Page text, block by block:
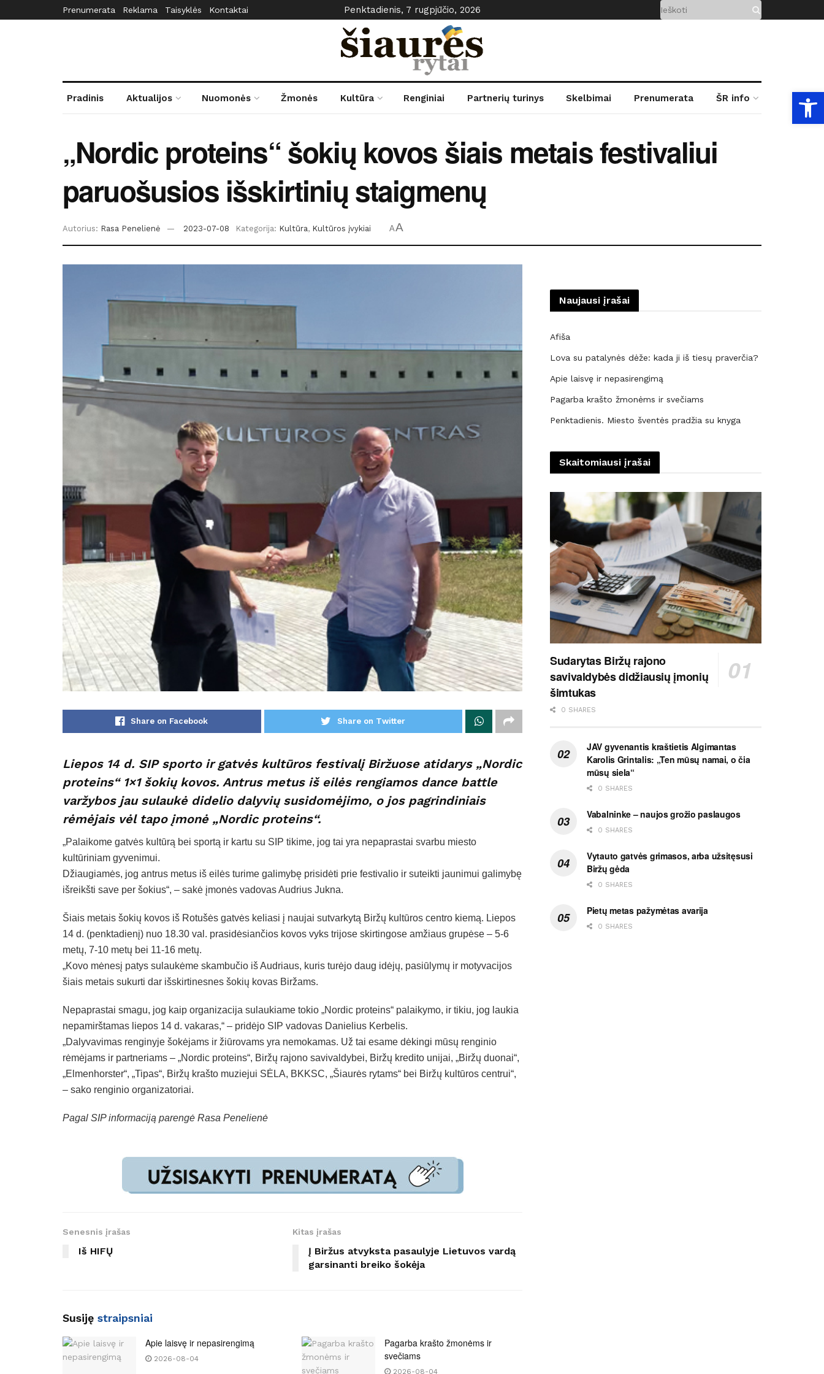
Prenumerata Reklama Taisyklės Kontaktai Penktadienis, 7 rugpjūčio, 2026
Pradinis Aktualijos Nuomonės Žmonės Kultūra Renginiai Partnerių turinys Skelbimai Prenumerata ŠR info
„Nordic proteins“ šokių kovos šiais metais festivaliui
paruošusios išskirtinių staigmenų
Autorius: Rasa Penelienė 2023-07-08 Kategorija: Kultūra, Kultūros įvykiai AA
Share on Facebook Share on Twitter
Liepos 14 d. SIP sporto ir gatvės kultūros festivalį Biržuose atidarys „Nordic
proteins“ 1×1 šokių kovos. Antrus metus iš eilės rengiamos dance battle
varžybos jau sulaukė didelio dalyvių susidomėjimo, o jos pagrindiniais
rėmėjais vėl tapo įmonė „Nordic proteins“.
„Palaikome gatvės kultūrą bei sportą ir kartu su SIP tikime, jog tai yra nepaprastai svarbu miesto
kultūriniam gyvenimui.
Džiaugiamės, jog antrus metus iš eilės turime galimybę prisidėti prie festivalio ir suteikti jaunimui galimybę
išreikšti save per šokius“, – sakė įmonės vadovas Audrius Jukna.
Šiais metais šokių kovos iš Rotušės gatvės keliasi į naujai sutvarkytą Biržų kultūros centro kiemą. Liepos
14 d. (penktadienį) nuo 18.30 val. prasidėsiančios kovos vyks trijose skirtingose amžiaus grupėse – 5-6
metų, 7-10 metų bei 11-16 metų.
„Kovo mėnesį patys sulaukėme skambučio iš Audriaus, kuris turėjo daug idėjų, pasiūlymų ir motyvacijos
šiais metais sukurti dar išskirtinesnes šokių kovas Biržams.
Nepaprastai smagu, jog kaip organizacija sulaukiame tokio „Nordic proteins“ palaikymo, ir tikiu, jog laukia
nepamirštamas liepos 14 d. vakaras,“ – pridėjo SIP vadovas Danielius Kerbelis.
„Dalyvavimas renginyje šokėjams ir žiūrovams yra nemokamas. Už tai esame dėkingi mūsų renginio
rėmėjams ir partneriams – „Nordic proteins“, Biržų rajono savivaldybei, Biržų kredito unijai, „Biržų duonai“,
„Elmenhorster“, „Tipas“, Biržų krašto muziejui SĖLA, BKKSC, „Šiaurės rytams“ bei Biržų kultūros centrui“,
– sako renginio organizatoriai.
Pagal SIP informaciją parengė Rasa Penelienė
Senesnis įrašas
Iš HIFŲ
Kitas įrašas
Į Biržus atvyksta pasaulyje Lietuvos vardą
garsinanti breiko šokėja
Susiję straipsniai
Apie laisvę ir nepasirengimą
2026-08-04
Pagarba krašto žmonėms ir
svečiams
2026-08-04
Naujausi įrašai
Afiša
Lova su patalynės dėže: kada ji iš tiesų praverčia?
Apie laisvę ir nepasirengimą
Pagarba krašto žmonėms ir svečiams
Penktadienis. Miesto šventės pradžia su knyga
Skaitomiausi įrašai
Sudarytas Biržų rajono
savivaldybės didžiausių įmonių
šimtukas
0 SHARES
JAV gyvenantis kraštietis Algimantas
Karolis Grintalis: „Ten mūsų namai, o čia
mūsų siela“
0 SHARES
Vabalninke – naujos grožio paslaugos
0 SHARES
Vytauto gatvės grimasos, arba užsitęsusi
Biržų gėda
0 SHARES
Pietų metas pažymėtas avarija
0 SHARES